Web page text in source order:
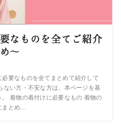
なものを全てご紹介
～
要なものを全てまとめて紹介して
ない方・不安な方は、本ページを基
着物の着付けに必要なもの 着物の
まとめ...